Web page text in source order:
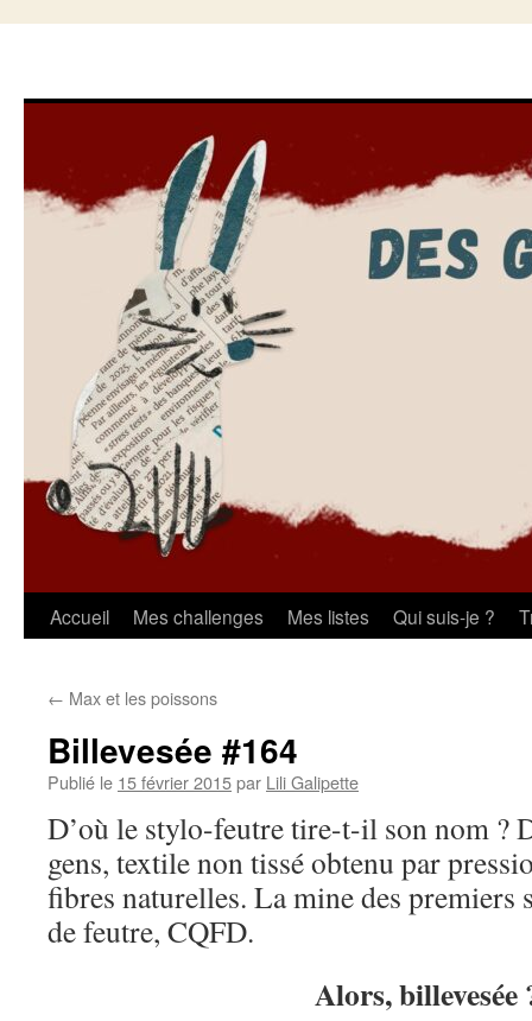
Aller
contenu
Accueil Mes challenges Mes listes Qui suis-je ?
← Max et les poissons
Billevesée #164
Publié le 15 février 2015par Lili Galipette
D’où le stylo-feutre tire-t-il son nom ?
gens, textile non tissé obtenu par
fibres naturelles. La mine des premiers
de feutre, CQFD.
Alors, billevesée